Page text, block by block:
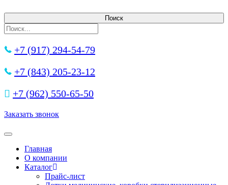
+7 (917) 294-54-79
+7 (843) 205-23-12
+7 (962) 550‑65‑50‬
Заказать звонок
Toggle navigation
Главная
О компании
Каталог
Прайс-лист